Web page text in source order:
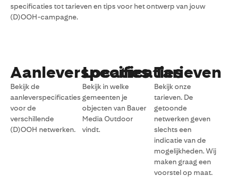
specificaties tot tarieven en tips voor het ontwerp van jouw
(D)OOH-campagne.
Aanleverspecificaties
Bekijk de
aanleverspecificaties
voor de
verschillende
(D)OOH netwerken.
Locaties
Bekijk in welke
gemeenten je
objecten van Bauer
Media Outdoor
vindt.
Tarieven
Bekijk onze
tarieven. De
getoonde
netwerken geven
slechts een
indicatie van de
mogelijkheden. Wij
maken graag een
voorstel op maat.